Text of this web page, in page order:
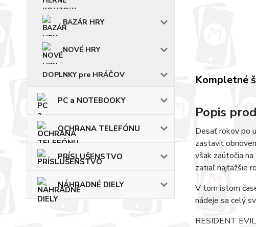
BAZÁR HRY
NOVÉ HRY
DOPLNKY pre HRÁČOV
PC a NOTEBOOKY
OCHRANA TELEFÓNU
PRÍSLUŠENSTVO
NÁHRADNÉ DIELY
Kompletné
Popis
Desať rokov po
zastaviť
však zaútočia
zatiaľ najťažšie
V tom istom
nádeje sa celý
RESIDENT